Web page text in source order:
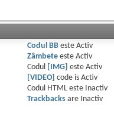
Codul BBeste Activ
Zâmbeteeste Activ
Codul
[IMG] este Activ
[VIDEO] code is Activ
Codul HTML este
Inactiv
Trackbacksare
Inactiv